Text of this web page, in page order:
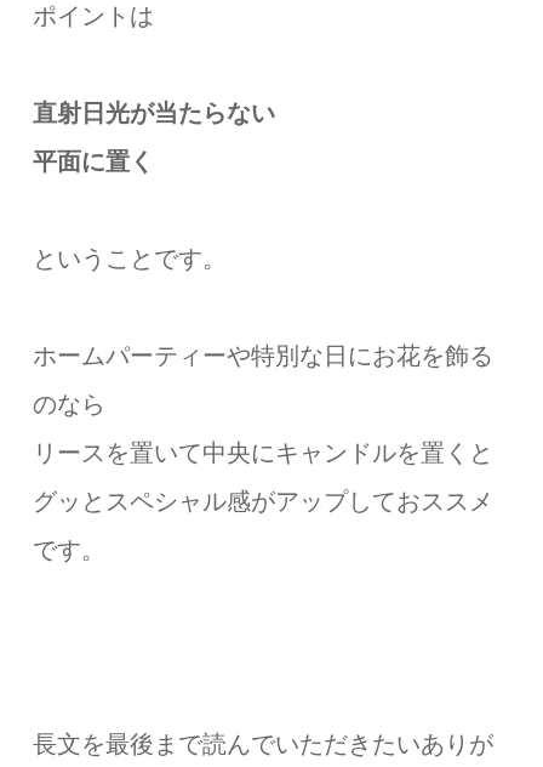
ポイントは
直射日光が当たらない
平面に置く
ということです。
ホームパーティーや特別な日にお花を飾る
のなら
リースを置いて中央にキャンドルを置くと
グッとスペシャル感がアップしておススメ
です。
長文を最後まで読んでいただきたいありが